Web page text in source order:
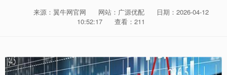
来源：翼牛网官网 网站：广源优配
日期：2026-04-12
10:52:17
查看：211